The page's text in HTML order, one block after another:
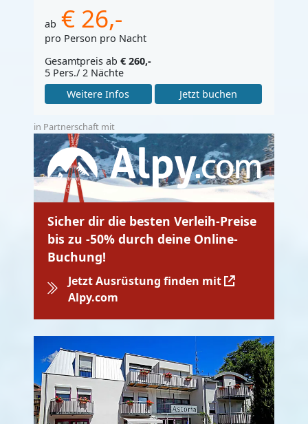
ab € 26,-
pro Person pro Nacht
Gesamtpreis ab € 260,-
5 Pers./ 2 Nächte
Weitere Infos
Jetzt buchen
in Partnerschaft mit
Sicher dir die besten Verleih-Preise
bis zu -50% durch deine Online-
Buchung!
Jetzt Ausrüstung finden mit
Alpy.com